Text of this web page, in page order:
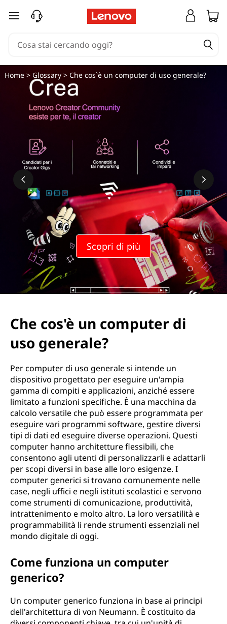
C
c
p
u
passa a contenuto principale
Scopri di più
Home> Glossary> Che cos`è un computer di uso generale?
Che cos'è un computer di
uso generale?
Per computer di uso generale si intende un
dispositivo progettato per eseguire un'ampia
gamma di compiti e applicazioni, anziché essere
limitato a funzioni specifiche. È una macchina da
calcolo versatile che può essere programmata per
eseguire vari programmi software, gestire diversi
tipi di dati ed eseguire diverse operazioni. Questi
computer hanno architetture flessibili, che
consentono agli utenti di personalizzarli e adattarli
per scopi diversi in base alle loro esigenze. I
computer generici si trovano comunemente nelle
case, negli uffici e negli istituti scolastici e servono
come strumenti di comunicazione, produttività,
intrattenimento e molto altro. La loro versatilità e
programmabilità li rende strumenti essenziali nel
mondo digitale di oggi.
Come funziona un computer
generico?
Un computer generico funziona in base ai principi
dell'architettura di von Neumann. È costituito da